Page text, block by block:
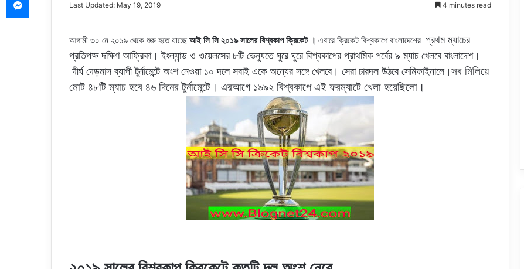
Last Updated: May 19, 2019 4 minutes read
আগামী ৩০ মে ২০১৯ থেকে শুরু হতে যাচ্ছে আই সি সি ২০১৯ সালের বিশ্বকাপ ক্রিকেট । এবারে ক্রিকেট বিশ্বকাপে বাংলাদেশের প্রথম ম্যাচের
প্রতিপক্ষ দক্ষিণ আফ্রিকা। ইংল্যান্ড ও ওয়েলসের ৮টি ভেন্যুতে ঘুরে ঘুরে বিশ্বকাপের প্রাথমিক পর্বের ৯ ম্যাচ খেলবে বাংলাদেশ।
দীর্ঘ দেড়মাস ব্যাপী টুর্নামেন্টে অংশ নেওয়া ১০ দলে সবাই একে অন্যের সঙ্গে খেলবে। সেরা চারদল উঠবে সেমিফাইনালে। সব মিলিয়ে
মোট ৪৮টি ম্যাচ হবে ৪৬ দিনের টুর্নামেন্টে। এরআগে ১৯৯২ বিশ্বকাপে এই ফরম্যাটে খেলা হয়েছিলো।